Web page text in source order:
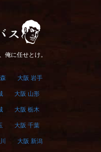
俺に任せとけ。
大阪 岩手
大阪 山形
大阪 栃木
大阪 千葉
大阪 新潟